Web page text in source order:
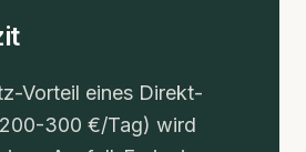
Vorteil eines Direkt-
300 €/Tag) wird